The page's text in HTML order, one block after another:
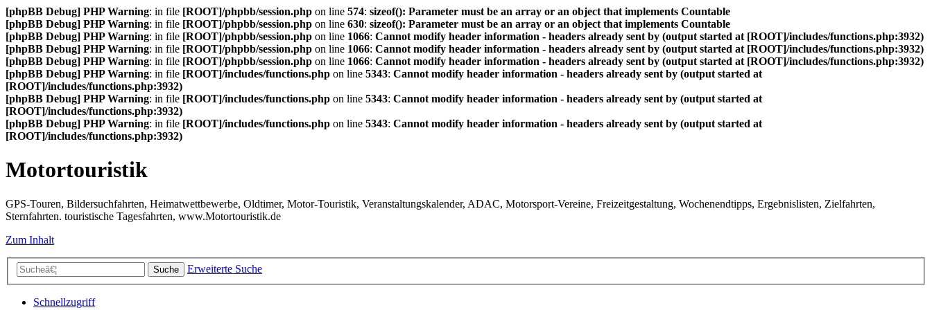
[phpBB Debug] PHP Warning: in file [ROOT]/phpbb/session.php on line 574: sizeof(): Parameter must be an array or an object that implements Countable
[phpBB Debug] PHP Warning: in file [ROOT]/phpbb/session.php on line 630: sizeof(): Parameter must be an array or an object that implements Countable
[phpBB Debug] PHP Warning: in file [ROOT]/phpbb/session.php on line 1066: Cannot modify header information - headers already sent by (output started at [ROOT]/includes/functions.php:3932)
[phpBB Debug] PHP Warning: in file [ROOT]/phpbb/session.php on line 1066: Cannot modify header information - headers already sent by (output started at [ROOT]/includes/functions.php:3932)
[phpBB Debug] PHP Warning: in file [ROOT]/phpbb/session.php on line 1066: Cannot modify header information - headers already sent by (output started at [ROOT]/includes/functions.php:3932)
[phpBB Debug] PHP Warning: in file [ROOT]/includes/functions.php on line 5343: Cannot modify header information - headers already sent by (output started at
[ROOT]/includes/functions.php:3932)
[phpBB Debug] PHP Warning: in file [ROOT]/includes/functions.php on line 5343: Cannot modify header information - headers already sent by (output started at
[ROOT]/includes/functions.php:3932)
[phpBB Debug] PHP Warning: in file [ROOT]/includes/functions.php on line 5343: Cannot modify header information - headers already sent by (output started at
[ROOT]/includes/functions.php:3932)
Motortouristik
GPS-Touren, Bildersuchfahrten, Heimatwettbewerbe, Oldtimer, Motor-Touristik, Veranstaltungskalender, ADAC, Motorsport-Vereine, Freizeitgestaltung, Wochenendtipps, Ergebnislisten, Zielfahrten,
Sternfahrten. touristische Tagesfahrten, www.Motortouristik.de
Zum Inhalt
Suche Erweiterte Suche
Schnellzugriff